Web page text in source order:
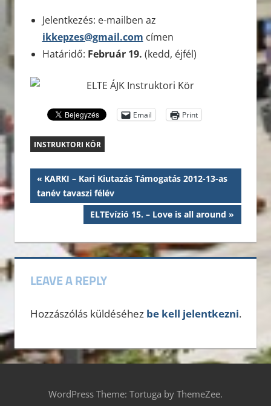
Jelentkezés: e-mailben az
ikkepzes@gmail.com címen
Határidő: Február 19. (kedd, éjfél)
Email Print
INSTRUKTORI KÖR
Bejegyzés
navigáció
Previous
Post:
KARKI – Kari Kiutazás Támogatás 2012-13-as
tanév tavaszi félév
Next
Post:
ELTEvízió 15. – Love is all around
LEAVE A REPLY
Hozzászólás küldéséhez be kell jelentkezni.
WordPress Theme: Tortuga by ThemeZee.